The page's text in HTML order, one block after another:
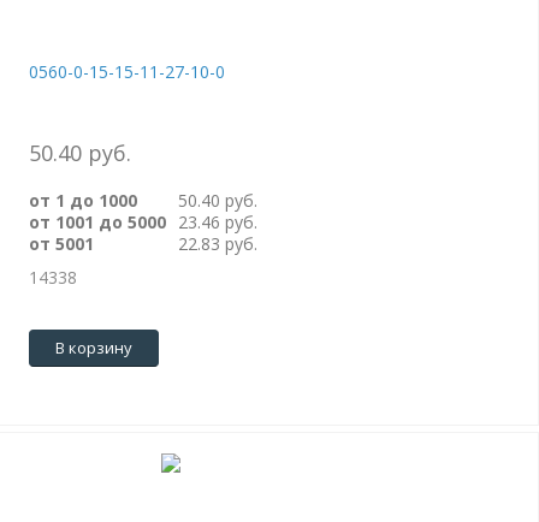
0560-0-15-15-11-27-10-0
50.40 руб.
от 1 до 1000
50.40 руб.
от 1001 до 5000 23.46 руб.
от 5001
22.83 руб.
14338
В корзину